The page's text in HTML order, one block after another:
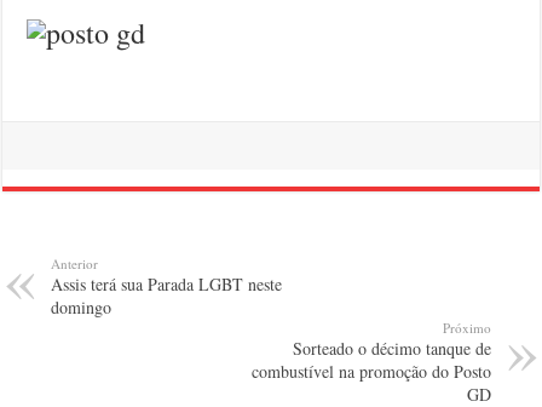
Anterior
Assis terá sua Parada LGBT neste
domingo
Próximo
Sorteado o décimo tanque de
combustível na promoção do Posto
GD